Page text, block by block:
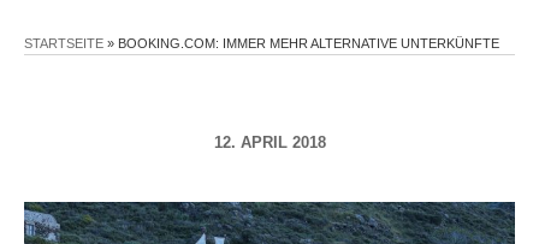
STARTSEITE » BOOKING.COM: IMMER MEHR ALTERNATIVE UNTERKÜNFTE
12. APRIL 2018